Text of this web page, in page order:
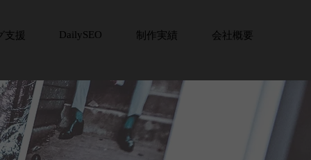
支援 DailySEO 制作実績 会社概要